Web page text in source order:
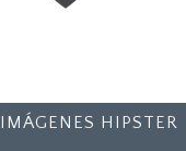
IMÁGENES HIPSTER